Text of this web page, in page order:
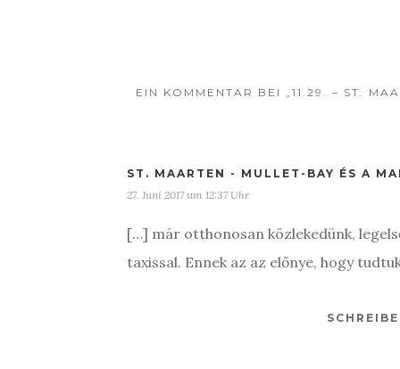
EIN KOMMENTAR BEI „11.29. – ST.
ST. MAARTEN - MULLET-BAY ÉS A
27. Juni 2017 um 12:37 Uhr
[…] már otthonosan közlekedünk,
taxissal. Ennek az az előnye, hogy